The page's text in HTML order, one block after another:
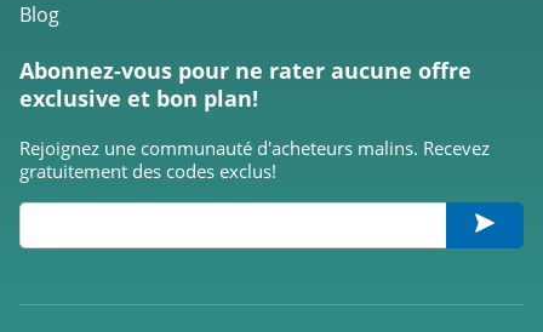
Blog
Abonnez-vous pour ne rater aucune offre
exclusive et bon plan!
Rejoignez une communauté d'acheteurs malins. Recevez
gratuitement des codes exclus!